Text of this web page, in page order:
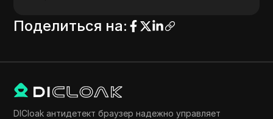
Поделиться на:
DICloak антидетект браузер надежно управляет